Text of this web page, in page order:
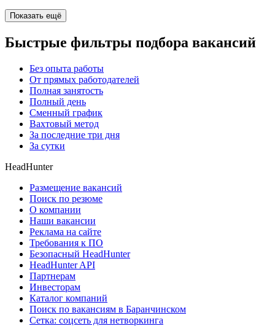
Показать ещё
Быстрые фильтры подбора вакансий
Без опыта работы
От прямых работодателей
Полная занятость
Полный день
Сменный график
Вахтовый метод
За последние три дня
За сутки
HeadHunter
Размещение вакансий
Поиск по резюме
О компании
Наши вакансии
Реклама на сайте
Требования к ПО
Безопасный HeadHunter
HeadHunter API
Партнерам
Инвесторам
Каталог компаний
Поиск по вакансиям в Баранчинском
Сетка: соцсеть для нетворкинга